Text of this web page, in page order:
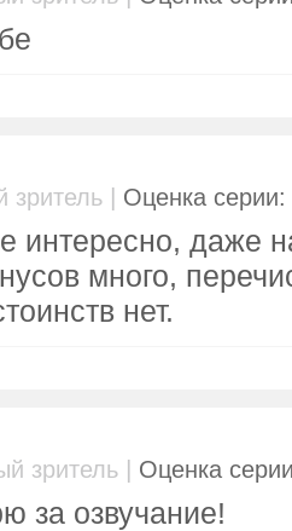
зритель | Оценка серии:
интересно, даже
много,
нет.
зритель | Оценка
за озвучание!